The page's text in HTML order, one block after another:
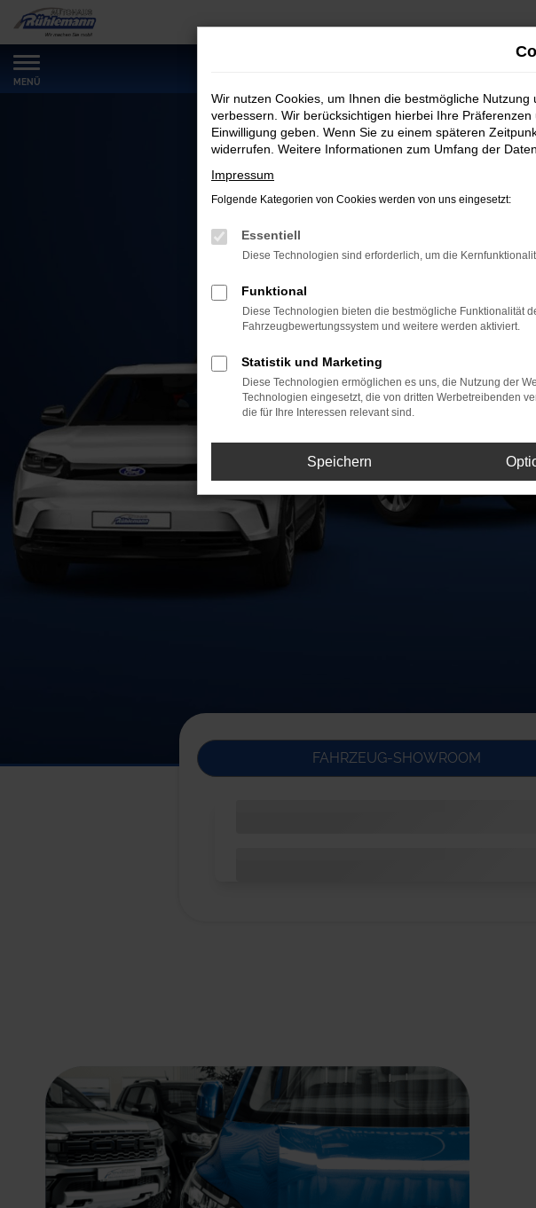
Zum
Hauptinhalt
springen
MENÜ
FAHRZEUG-SHOWROOM
Wir nutzen Cookies, um Ihnen die bestmögliche
verbessern. Wir berücksichtigen hierbei Ihre
Einwilligung geben. Wenn Sie zu einem späteren
widerrufen. Weitere Informationen zum Umfang der
Impressum
Folgende Kategorien von Cookies werden von uns eingesetzt:
Essentiell
Diese Technologien sind erforderlich, um die
Funktional
Diese Technologien bieten die bestmögliche Funktionalität
Fahrzeugbewertungssystem und weitere werden aktiviert.
Statistik und Marketing
Diese Technologien ermöglichen es uns, die Nutzung der
Technologien eingesetzt, die von dritten Werbetreibenden
die für Ihre Interessen relevant sind.
Speichern